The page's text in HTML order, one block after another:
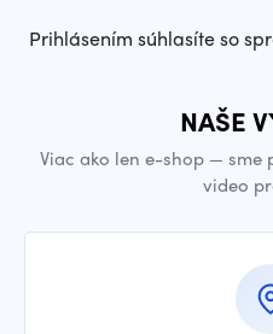
Prihlásením súhlasíte so
NAŠE
Viac ako len e-shop —
video